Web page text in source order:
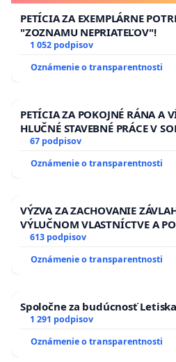
PETÍCIA ZA EXEMPLÁRNE
"ZOZNAMU NEPRIATEĽOV"!
1 052 podpisov
Oznámenie o transparentnosti
PETÍCIA ZA POKOJNÉ RÁNA A
HLUČNÉ STAVEBNÉ PRÁCE V
13.00 HOD., CEZ PRACOVNÝ
HOD. A PRAVIDELNÁ
ĎUMBIERSKEJ/MAGU
67 podpisov
Oznámenie o transparentnosti
VÝZVA ZA ZACHOVANIE
VÝLUČNOM VLASTNÍCTVE A
SLOVENSKEJ REPUBLIKY &
zanedbaného stavu
kanálov na Slovensku
613 podpisov
Oznámenie o transparentnosti
Spoločne za budúcnosť
1 291 podpisov
Oznámenie o transparentnosti